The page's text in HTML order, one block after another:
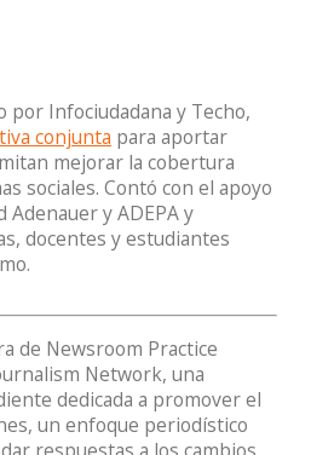
por Infociudadana y Techo,
conjunta para aportar
mejorar la cobertura
sociales. Contó con el apoyo
Adenauer y ADEPA y
docentes y estudiantes
de Newsroom Practice
Network, una
dedicada a promover el
es, un enfoque periodístico